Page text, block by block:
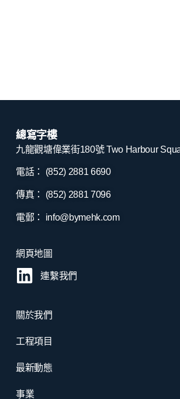
總寫字樓
九龍觀塘偉業街180號 Two Harbour
電話： (852) 2881 6690
傳真： (852) 2881 7096
電郵： info@bymehk.com
網頁地圖
連繫我們
關於我們
工程項目
最新動態
事業